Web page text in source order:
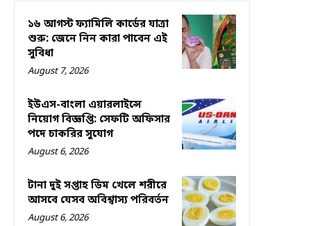
১৬ আগস্ট ফ্যামিলি কার্ডের যাত্রা
শুরু: জেনে নিন কারা পাবেন এই
সুবিধা
August 7, 2026
ইউএস-বাংলা এয়ারলাইন্সে
নিয়োগ বিজ্ঞপ্তি: সেফটি অফিসার
পদে চাকরির সুযোগ
August 6, 2026
টানা দুই সপ্তাহ ডিম খেলে শরীরে
আসবে যেসব অবিশ্বাস্য পরিবর্তন
August 6, 2026